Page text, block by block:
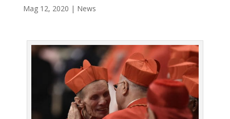
Mag 12, 2020 | News